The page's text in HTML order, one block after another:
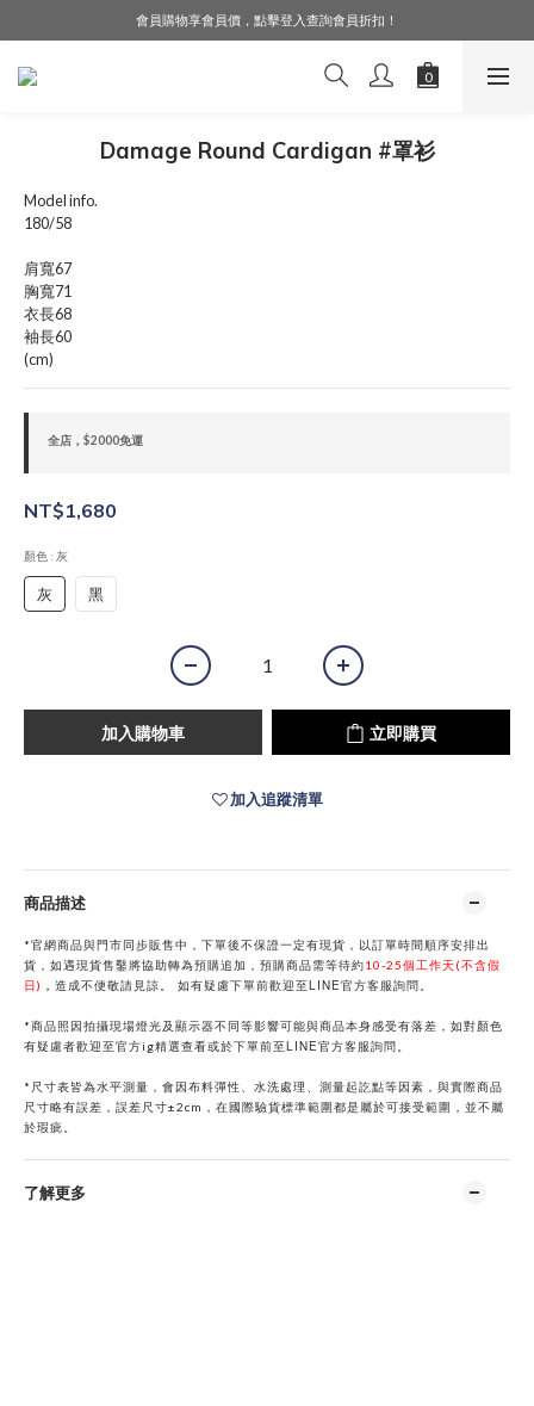
LINE好友募集中，加入就送購物金$50！
會員購物享會員價，點擊登入查詢會員折扣！
LINE好友募集中，加入就送購物金$50！
Damage Round Cardigan #罩衫
Model info.
180/58
肩寬67
胸寬71
衣長68
袖長60
(cm)
全店，$2000免運
NT$1,680
顏色 : 灰
灰 黑
加入購物車 立即購買
加入追蹤清單
商品描述
*官網商品與門市同步販售中，下單後不保證一定有現貨，以訂單時間順序安排出
貨，如遇現貨售鑿將協助轉為預購追加，預購商品需等待約10-25個工作天(不含假
日) ， 造成不便敬請見諒。 如有疑慮下單前歡迎至LINE官方客服詢問。
*商品照因拍攝現場燈光及顯示器不同等影響可能與商品本身感受有落差，如對顏色
有疑慮者歡迎至官方ig精選查看或於下單前至LINE官方客服詢問。
* 尺寸表皆為水平測量，會因布料彈性、水洗處理、測量起訖點等因素，與實際商品
尺寸略有誤差，誤差尺寸±2cm，在國際驗貨標準範圍都是屬於可接受範圍，並不屬
於瑕疵。
了解更多